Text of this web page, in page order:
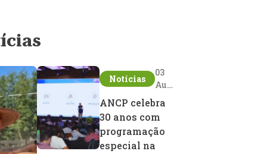
Notícias
03
Aug
ANCP celebra
30 anos com
programação
especial na